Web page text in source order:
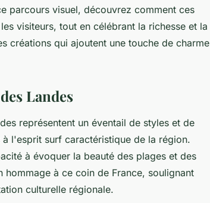
parcours visuel, découvrez comment ces
visiteurs, tout en célébrant la richesse et la
créations qui ajoutent une touche de charme
Landes
représentent un éventail de styles et de
l'esprit surf caractéristique de la région.
à évoquer la beauté des plages et des
hommage à ce coin de France, soulignant
culturelle régionale.